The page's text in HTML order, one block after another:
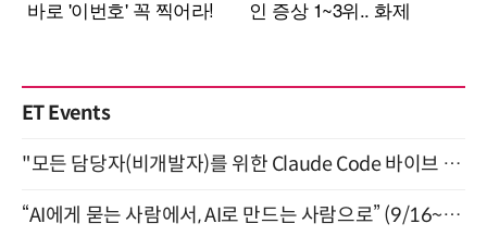
ET Events
"모든 담당자(비개발자)를 위한 Claude Code 바이브 코딩 2-day 부트캠프" 9월 16~17일 개최
“AI에게 묻는 사람에서, AI로 만드는 사람으로” (9/16~17)